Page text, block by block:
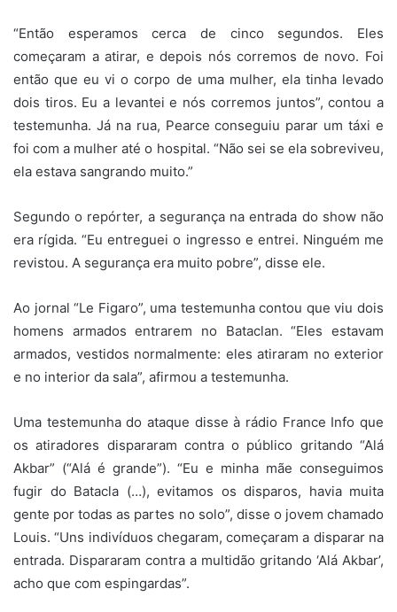
“Então esperamos cerca de cinco segundos. Eles
começaram a atirar, e depois nós corremos de novo. Foi
então que eu vi o corpo de uma mulher, ela tinha levado
dois tiros. Eu a levantei e nós corremos juntos”, contou a
testemunha. Já na rua, Pearce conseguiu parar um táxi e
foi com a mulher até o hospital. “Não sei se ela sobreviveu,
ela estava sangrando muito.”
Segundo o repórter, a segurança na entrada do show não
era rígida. “Eu entreguei o ingresso e entrei. Ninguém me
revistou. A segurança era muito pobre”, disse ele.
Ao jornal “Le Figaro”, uma testemunha contou que viu dois
homens armados entrarem no Bataclan. “Eles estavam
armados, vestidos normalmente: eles atiraram no exterior
e no interior da sala”, afirmou a testemunha.
Uma testemunha do ataque disse à rádio France Info que
os atiradores dispararam contra o público gritando “Alá
Akbar” (“Alá é grande”). “Eu e minha mãe conseguimos
fugir do Batacla (…), evitamos os disparos, havia muita
gente por todas as partes no solo”, disse o jovem chamado
Louis. “Uns indivíduos chegaram, começaram a disparar na
entrada. Dispararam contra a multidão gritando ‘Alá Akbar’,
acho que com espingardas”.